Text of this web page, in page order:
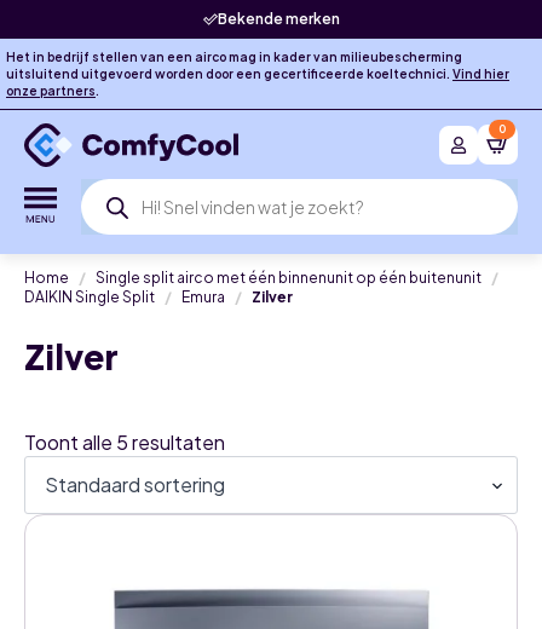
Bekende merken
Het in bedrijf stellen van een airco mag in kader van milieubescherming
uitsluitend uitgevoerd worden door een gecertificeerde koeltechnici. Vind hier
onze partners.
Producten
zoeken
0
Home
Single split airco met één binnenunit op één buitenunit
DAIKIN Single Split
Emura Zilver
Zilver
Toont alle 5 resultaten